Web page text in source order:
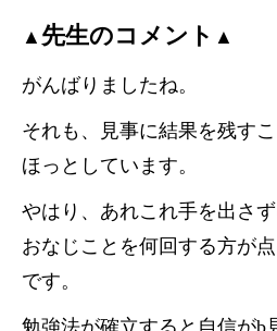
▲ 先生のコメント ▲
がんばりましたね。
それも、見事に結果を残す
ほっとしています。
やはり、あれこれ手を出さず
おなじことを何回する方が
です。
勉強法が確立すると自信がb